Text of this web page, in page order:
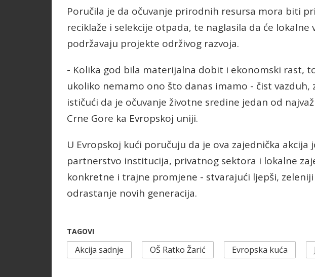
Poručila je da očuvanje prirodnih resursa mora biti
reciklaže i selekcije otpada, te naglasila da će lokalne
podržavaju projekte održivog razvoja.
- Kolika god bila materijalna dobit i ekonomski rast,
ukoliko nemamo ono što danas imamo - čist vazduh,
ističući da je očuvanje životne sredine jedan od
Crne Gore ka Evropskoj uniji.
U Evropskoj kući poručuju da je ova zajednička akcija
partnerstvo institucija, privatnog sektora i lokalne
konkretne i trajne promjene - stvarajući ljepši,
odrastanje novih generacija.
TAGOVI
Akcija sadnje OŠ Ratko Žarić Evropska kuća